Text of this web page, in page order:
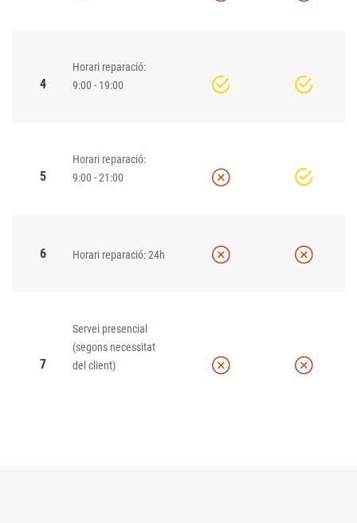
4
Horari reparació:
9:00 - 19:00
5
Horari reparació:
9:00 - 21:00
6 Horari reparació: 24h
7
Servei presencial
(segons necessitat
del client)